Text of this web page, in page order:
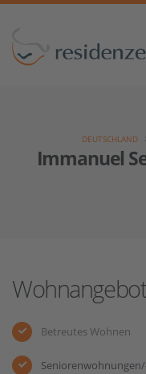
Immanuel
DEUTSCHLAND
Betreutes Wohnen